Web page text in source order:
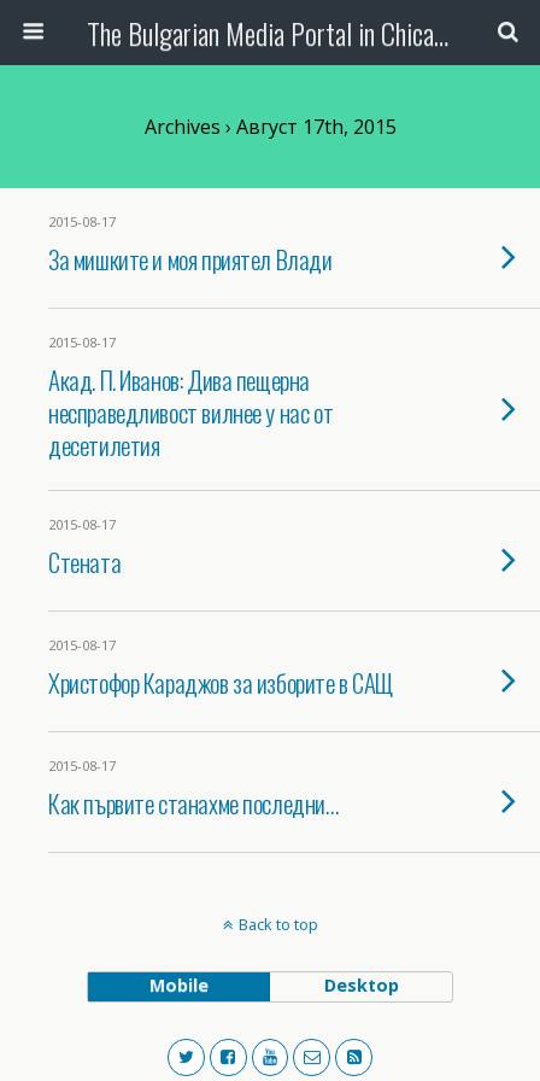
The Bulgarian Media Portal in Chicago
Archives › Август 17th, 2015
2015-08-17
За мишките и моя приятел Влади
2015-08-17
Акад. П. Иванов: Дива пещерна
несправедливост вилнее у нас от
десетилетия
2015-08-17
Стената
2015-08-17
Христофор Караджов за изборите в САЩ
2015-08-17
Как първите станахме последни…
Back to top
Mobile Desktop